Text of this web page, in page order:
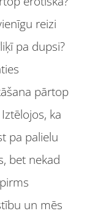
reizi
pa dupsi?
pārtop
ka
pa palielu
bet nekad
un mēs